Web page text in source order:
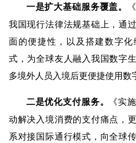
一是扩大基础服务覆盖。
我国现行法律法规基础上，通
面的便捷性，以及搭建数字
式，为全球友人融入我国数字
多境外人员入境后更便捷使用数
二是优化支付服务。
《实
动解决入境消费的支付痛点，
系对接国际通行模式，向全球